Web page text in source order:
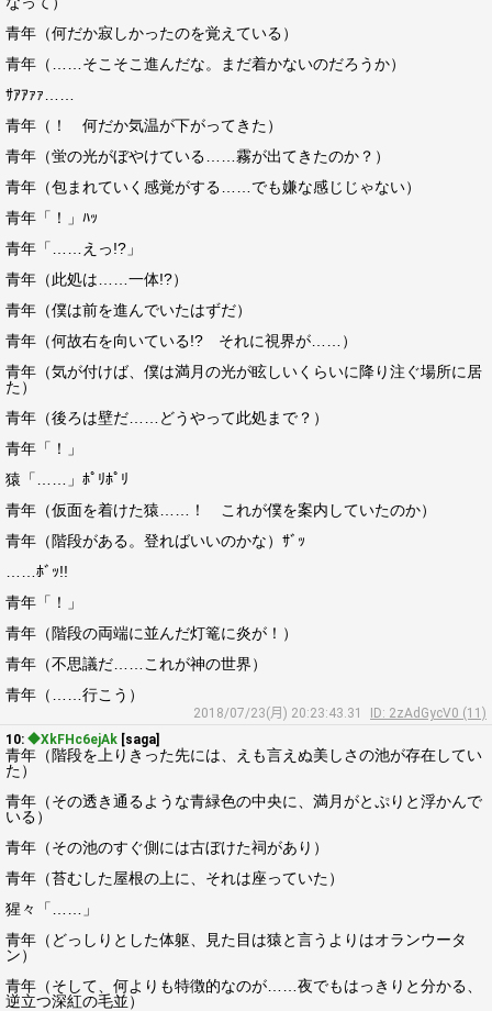
青年（何だか寂しかったのを覚えている）
青年（……そこそこ進んだな。まだ着かないのだろうか）
ｻｱｱｧｧ……
青年（！ 何だか気温が下がってきた）
青年（蛍の光がぼやけている……霧が出てきたのか？）
青年（包まれていく感覚がする……でも嫌な感じじゃない）
青年「！」ﾊｯ
青年「……えっ!?」
青年（此処は……一体!?）
青年（僕は前を進んでいたはずだ）
青年（何故右を向いている!? それに視界が……）
青年（気が付けば、僕は満月の光が眩しいくらいに降り注ぐ場所に居
た）
青年（後ろは壁だ……どうやって此処まで？）
青年「！」
猿「……」ﾎﾟﾘﾎﾟﾘ
青年（仮面を着けた猿……！ これが僕を案内していたのか）
青年（階段がある。登ればいいのかな）ｻﾞｯ
……ﾎﾞｯ!!
青年「！」
青年（階段の両端に並んだ灯篭に炎が！）
青年（不思議だ……これが神の世界）
青年（……行こう）
2018/07/23(月) 20:23:43.31
ID: 2zAdGycV0 (11)
10: ◆XkFHc6ejAk [saga]
青年（階段を上りきった先には、えも言えぬ美しさの池が存在してい
た）
青年（その透き通るような青緑色の中央に、満月がとぷりと浮かんで
いる）
青年（その池のすぐ側には古ぼけた祠があり）
青年（苔むした屋根の上に、それは座っていた）
猩々「……」
青年（どっしりとした体躯、見た目は猿と言うよりはオランウータ
ン）
青年（そして、何よりも特徴的なのが……夜でもはっきりと分かる、
逆立つ深紅の毛並）